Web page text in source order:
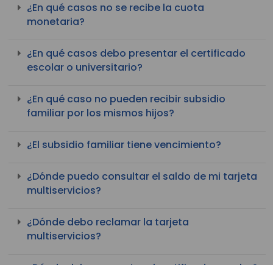
¿En qué casos no se recibe la cuota
monetaria?
¿En qué casos debo presentar el certificado
escolar o universitario?
¿En qué caso no pueden recibir subsidio
familiar por los mismos hijos?
¿El subsidio familiar tiene vencimiento?
¿Dónde puedo consultar el saldo de mi tarjeta
multiservicios?
¿Dónde debo reclamar la tarjeta
multiservicios?